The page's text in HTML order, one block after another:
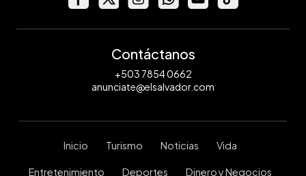
Contáctanos
+503 7854 0662
anunciate@elsalvador.com
Inicio Turismo Noticias Vida
Entretenimiento Deportes Dinero y Negocios